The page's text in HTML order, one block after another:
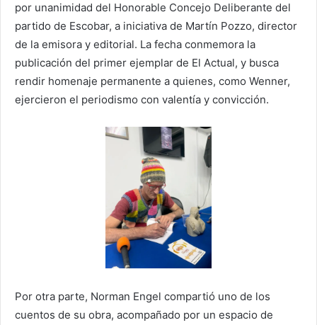
por unanimidad del Honorable Concejo Deliberante del
partido de Escobar, a iniciativa de Martín Pozzo, director
de la emisora y editorial. La fecha conmemora la
publicación del primer ejemplar de El Actual, y busca
rendir homenaje permanente a quienes, como Wenner,
ejercieron el periodismo con valentía y convicción.
Por otra parte, Norman Engel compartió uno de los
cuentos de su obra, acompañado por un espacio de